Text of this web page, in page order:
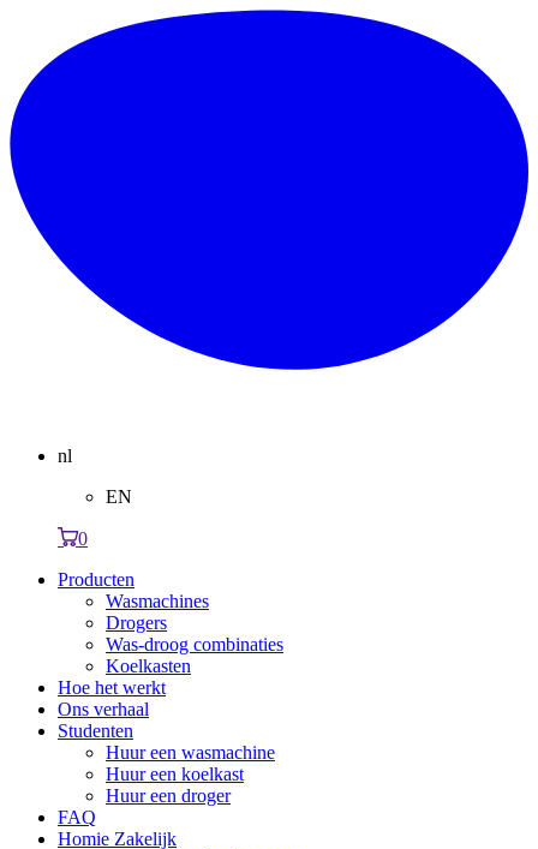
nl
EN
0
Producten
Wasmachines
Drogers
Was-droog combinaties
Koelkasten
Hoe het werkt
Ons verhaal
Studenten
Huur een wasmachine
Huur een koelkast
Huur een droger
FAQ
Homie Zakelijk